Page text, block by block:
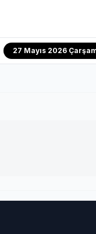
27 Mayıs 2026